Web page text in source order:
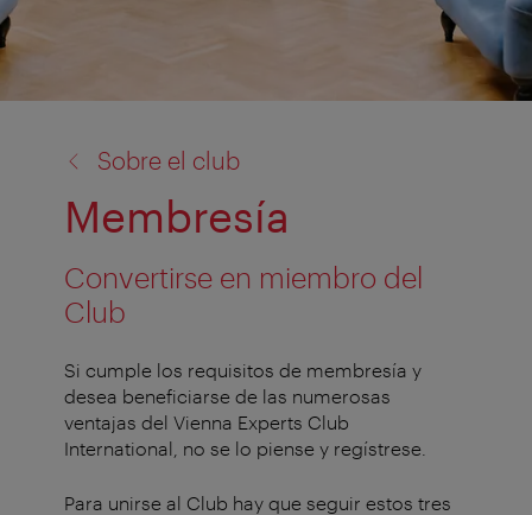
Sobre el club
Membresía
Convertirse en miembro del
Club
Si cumple los requisitos de membresía y
desea beneficiarse de las numerosas
ventajas del Vienna Experts Club
International, no se lo piense y regístrese.
Para unirse al Club hay que seguir estos tres